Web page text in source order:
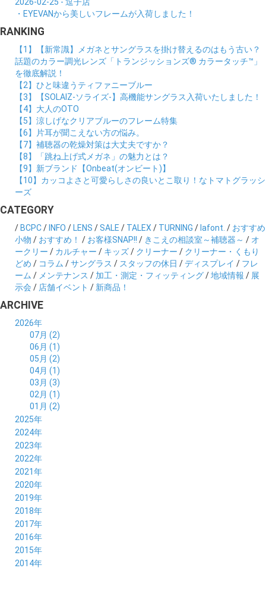
・EYEVANから美しいフレームが入荷しました！
RANKING
【1】【新常識】メガネとサングラスを掛け替えるのはもう古い？
話題のカラー調光レンズ「トランジッションズ® カラータッチ™」
を徹底解説！
【2】ひと味違うティファニーブルー
【3】【SOLAIZ-ソライズ-】高機能サングラス入荷いたしました！
【4】大人のOTO
【5】涼しげなクリアブルーのフレーム特集
【6】片耳が聞こえない方の悩み。
【7】補聴器の乾燥対策は大丈夫ですか？
【8】「跳ね上げ式メガネ」の魅力とは？
【9】新ブランド【Onbeat(オンビート)】
【10】カッコよさと可愛らしさの良いとこ取り！なトマトグラッシ
ーズ
CATEGORY
/ BCPC/ INFO / LENS /SALE / TALEX / TURNING / lafont. / おすすめ
小物 / おすすめ！ / お客様SNAP!! / きこえの相談室～補聴器～ / オ
ークリー / カルチャー / キッズ/ クリーナー / クリーナー・くもり
どめ / コラム /サングラス / スタッフの休日 /ディスプレイ / フレ
ーム / メンテナンス / 加工・測定・フィッティング/地域情報 / 展
示会 / 店舗イベント / 新商品！
ARCHIVE
2026年
07月 (2)
06月 (1)
05月 (2)
04月 (1)
03月 (3)
02月 (1)
01月 (2)
2025年
12月 (2)
11月 (2)
10月 (3)
09月 (3)
08月 (4)
07月 (4)
06月 (4)
05月 (4)
04月 (1)
03月 (3)
02月 (4)
01月 (4)
2024年
12月 (6)
11月 (5)
10月 (4)
09月 (6)
08月 (5)
07月 (5)
06月 (4)
05月 (3)
04月 (7)
03月 (5)
02月 (7)
2023年
12月 (5)
11月 (4)
10月 (5)
09月 (6)
08月 (7)
07月 (7)
06月 (7)
05月 (8)
04月 (8)
03月 (9)
2022年
12月 (9)
11月 (5)
10月 (8)
09月 (7)
08月 (5)
07月 (9)
06月 (10)
05月 (9)
04月 (7)
2021年
12月 (5)
11月 (5)
10月 (5)
09月 (5)
08月 (11)
07月 (4)
06月 (7)
05月 (8)
2020年
12月 (7)
11月 (6)
10月 (8)
09月 (10)
08月 (10)
07月 (7)
06月 (7)
2019年
12月 (8)
11月 (9)
10月 (9)
09月 (7)
08月 (8)
07月 (7)
2018年
12月 (8)
11月 (8)
10月 (7)
09月 (10)
08月 (8)
2017年
12月 (7)
11月 (8)
10月 (7)
2016年
12月 (9)
11月 (5)
2015年
12月 (9)
2014年